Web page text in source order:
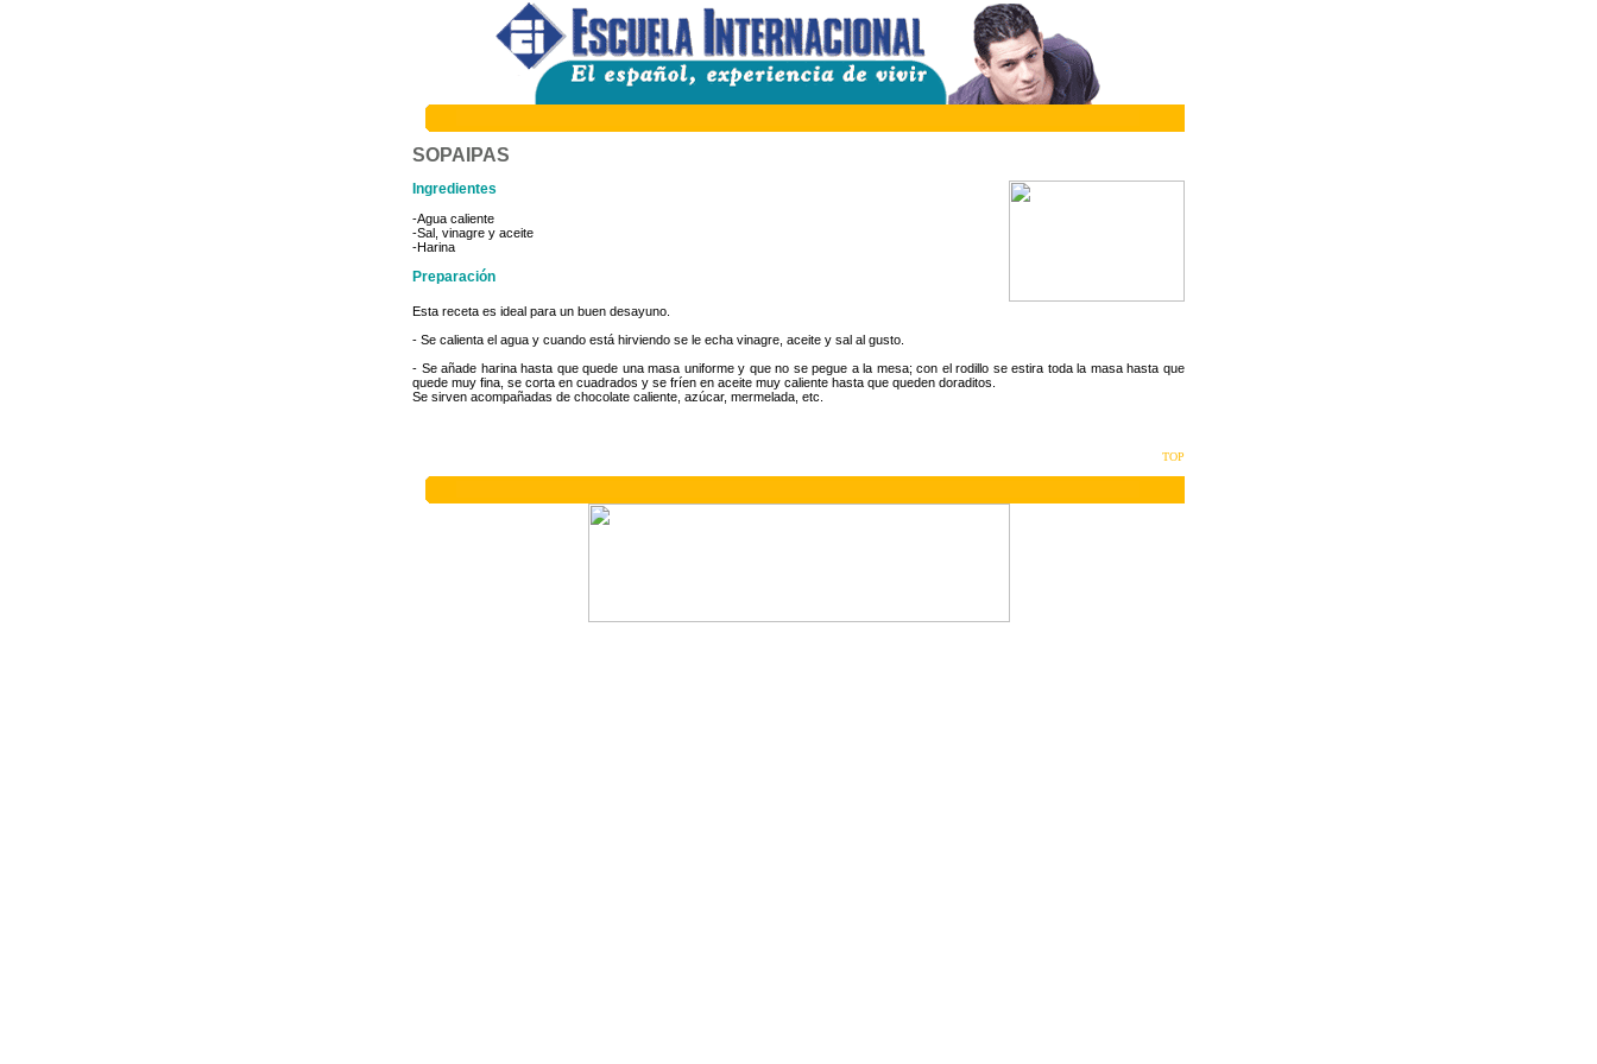
SOPAIPAS
Ingredientes
-Agua caliente
-Sal, vinagre y aceite
-Harina
Preparación
Esta receta es ideal para un buen desayuno.
- Se calienta el agua y cuando está hirviendo se le echa vinagre, aceite y sal al gusto.
- Se añade harina hasta que quede una masa uniforme y que no se pegue a la mesa; con el rodillo se estira toda la masa hasta que
quede muy fina, se corta en cuadrados y se fríen en aceite muy caliente hasta que queden doraditos.
Se sirven acompañadas de chocolate caliente, azúcar, mermelada, etc.
TOP